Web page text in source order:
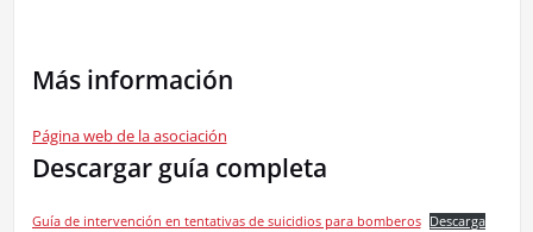
Más información
Página web de la asociación
Descargar guía completa
Guía de intervención en tentativas de suicidios para bomberos Descarga